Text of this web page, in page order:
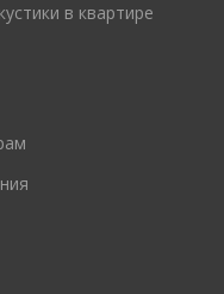
в квартире